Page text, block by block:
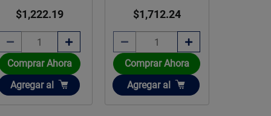
$1,222.19
Comprar Ahora
Añadir
Agregar al
$1,712.24
Comprar Ahora
Añadir
Agregar al